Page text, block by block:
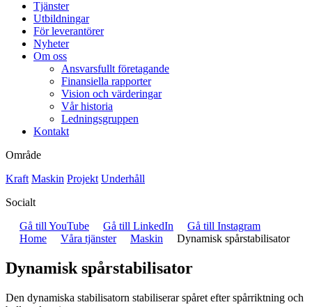
Tjänster
Utbildningar
För leverantörer
Nyheter
Om oss
Ansvarsfullt företagande
Finansiella rapporter
Vision och värderingar
Vår historia
Ledningsgruppen
Kontakt
Område
Kraft Maskin Projekt Underhåll
Socialt
Gå till YouTube
Gå till LinkedIn
Gå till Instagram
Home
Våra tjänster Maskin Dynamisk spårstabilisator
Dynamisk spårstabilisator
Den dynamiska stabilisatorn stabiliserar spåret efter spårriktning och